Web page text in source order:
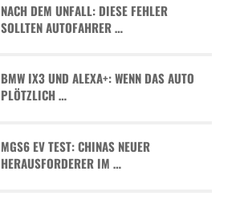
NACH DEM UNFALL: DIESE FEHLER
SOLLTEN AUTOFAHRER …
BMW IX3 UND ALEXA+: WENN DAS AUTO
PLÖTZLICH …
MGS6 EV TEST: CHINAS NEUER
HERAUSFORDERER IM …